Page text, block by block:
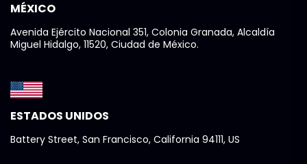
MÉXICO
Avenida Ejército Nacional 351, Colonia Granada, Alcaldía
Miguel Hidalgo, 11520, Ciudad de México.
ESTADOS UNIDOS
Battery Street, San Francisco, California 94111, US